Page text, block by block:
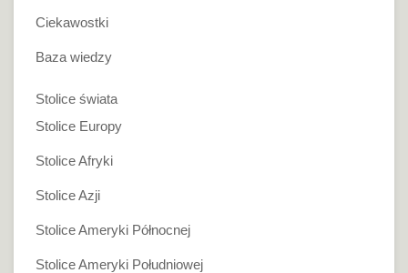
Ciekawostki
Baza wiedzy
Stolice świata
Stolice Europy
Stolice Afryki
Stolice Azji
Stolice Ameryki Północnej
Stolice Ameryki Południowej